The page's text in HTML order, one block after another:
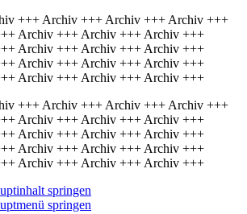
+++ Archiv +++ Archiv +++ Archiv +++
Archiv +++ Archiv +++ Archiv +++
Archiv +++ Archiv +++ Archiv +++
Archiv +++ Archiv +++ Archiv +++
Archiv +++ Archiv +++ Archiv +++
+++ Archiv +++ Archiv +++ Archiv +++
Archiv +++ Archiv +++ Archiv +++
Archiv +++ Archiv +++ Archiv +++
Archiv +++ Archiv +++ Archiv +++
Archiv +++ Archiv +++ Archiv +++
springen
springen